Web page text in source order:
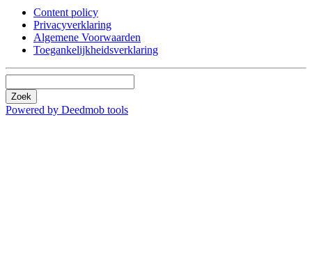
Content policy
Privacyverklaring
Algemene Voorwaarden
Toegankelijkheidsverklaring
Zoek
Powered by Deedmob tools